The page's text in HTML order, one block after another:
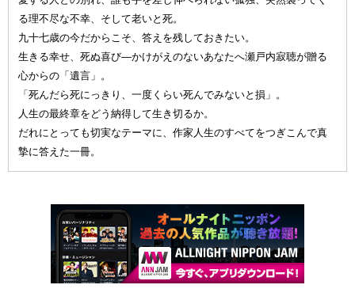
る理不尽な不幸、そして老いと死。
九十七歳の今だからこそ、答えを残しておきたい。
生きる幸せ、死ぬ喜び—かけがえのないあなたへ瀬戸内寂聴が贈る
心からの「遺言」。
「死んだら死にっきり、一度くらい死んでみないと損」。
人生の最終章をどう納得して生き切るか。
だれにとっても切実なテーマに、作家人生のすべてをつぎこんで真
摯に答えた一冊。